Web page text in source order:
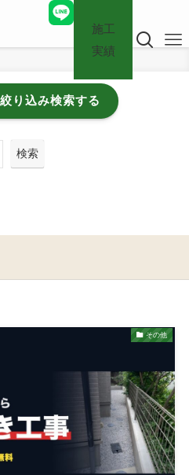
施工
実績
り込み検索する
検索
その他